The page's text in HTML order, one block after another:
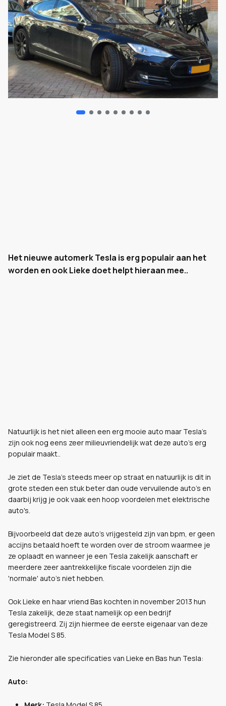
Het nieuwe automerk Tesla is erg populair aan het
worden en ook Lieke doet helpt hieraan mee..
Natuurlijk is het niet alleen een erg mooie auto maar Tesla's
zijn ook nog eens zeer milieuvriendelijk wat deze auto's erg
populair maakt..
Je ziet de Tesla's steeds meer op straat en natuurlijk is dit in
grote steden een stuk beter dan oude vervuilende auto's en
daarbij krijg je ook vaak een hoop voordelen met elektrische
auto's.
Bijvoorbeeld dat deze auto's vrijgesteld zijn van bpm, er geen
accijns betaald hoeft te worden over de stroom waarmee je
ze oplaadt en wanneer je een Tesla zakelijk aanschaft er
meerdere zeer aantrekkelijke fiscale voordelen zijn die
'normale' auto's niet hebben.
Ook Lieke en haar vriend Bas kochten in november 2013 hun
Tesla zakelijk, deze staat namelijk op een bedrijf
geregistreerd. Zij zijn hiermee de eerste eigenaar van deze
Tesla Model S 85.
Zie hieronder alle specificaties van Lieke en Bas hun Tesla:
Auto: